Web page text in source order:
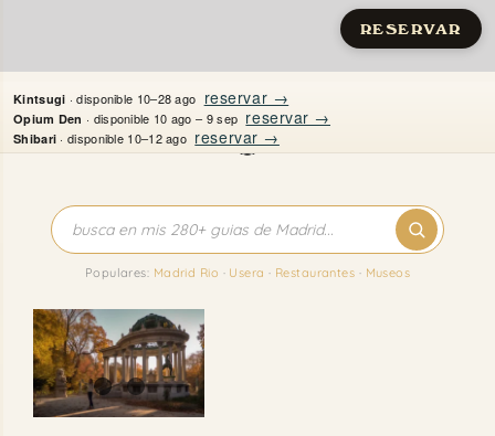
RESERVAR
Kintsugi · disponible 10–28 ago reservar →
Opium Den · disponible 10 ago – 9 sep reservar →
Shibari · disponible 10–12 ago reservar →
al
contenido
Apartamentos
Quién es Justine
Mi Madrid
Populares: Madrid Rio · Usera · Restaurantes · Museos